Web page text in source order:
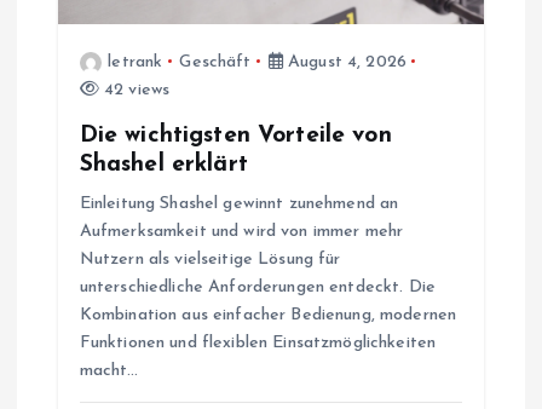
letrank Geschäft
August 4, 2026
42 views
Die wichtigsten Vorteile von
Shashel erklärt
Einleitung Shashel gewinnt zunehmend an
Aufmerksamkeit und wird von immer mehr
Nutzern als vielseitige Lösung für
unterschiedliche Anforderungen entdeckt. Die
Kombination aus einfacher Bedienung, modernen
Funktionen und flexiblen Einsatzmöglichkeiten
macht…